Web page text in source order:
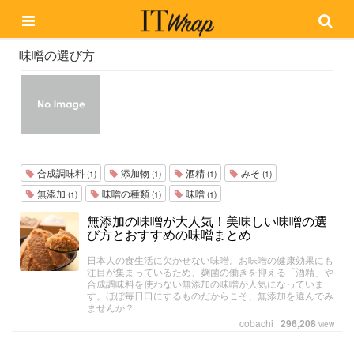
味噌の選び方
合成調味料 (1) 添加物 (1) 酒精 (1) みそ (1)
無添加 (1) 味噌の種類 (1) 味噌 (1)
無添加の味噌が大人気！美味しい味噌の選
び方とおすすめの味噌まとめ
日本人の食生活に欠かせない味噌。お味噌の健康効果にも
注目が集まっているため、麹菌の働きを抑える「酒精」や
合成調味料を使わない無添加の味噌が人気になっていま
す。ほぼ毎日口にするものだからこそ、無添加を選んでみ
ませんか？
cobachi | 296,208 view